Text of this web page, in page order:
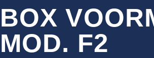
BOX
MOD. F2